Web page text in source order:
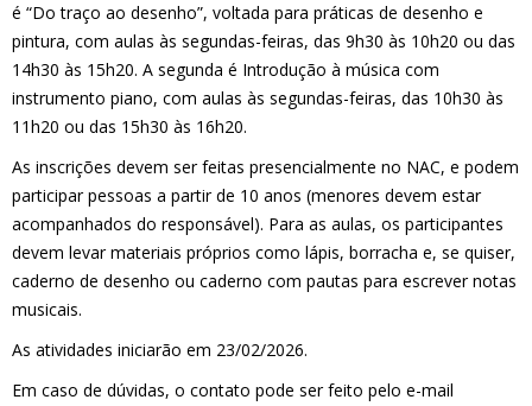
é “Do traço ao desenho”, voltada para práticas de desenho e
pintura, com aulas às segundas-feiras, das 9h30 às 10h20 ou das
14h30 às 15h20. A segunda é Introdução à música com
instrumento piano, com aulas às segundas-feiras, das 10h30 às
11h20 ou das 15h30 às 16h20.
As inscrições devem ser feitas presencialmente no NAC, e podem
participar pessoas a partir de 10 anos (menores devem estar
acompanhados do responsável). Para as aulas, os participantes
devem levar materiais próprios como lápis, borracha e, se quiser,
caderno de desenho ou caderno com pautas para escrever notas
musicais.
As atividades iniciarão em 23/02/2026.
Em caso de dúvidas, o contato pode ser feito pelo e-mail